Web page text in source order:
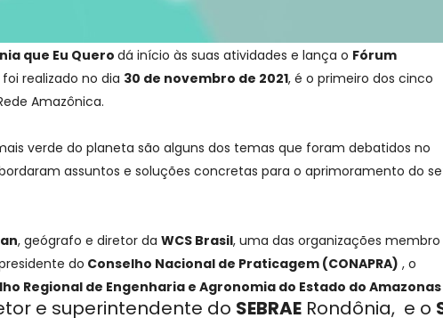
que Eu Quero dá início às suas atividades e lança o Fórum
realizado no dia 30 de novembro de 2021, é o primeiro dos cinco
Amazônica.
verde do planeta são alguns dos temas que foram debatidos no
assuntos e soluções concretas para o aprimoramento do
, geógrafo e diretor da WCS Brasil, uma das organizações membro
do Conselho Nacional de Praticagem (CONAPRA) , o
Regional de Engenharia e Agronomia do Estado do Amazonas
e superintendente do SEBRAE Rondônia, e o